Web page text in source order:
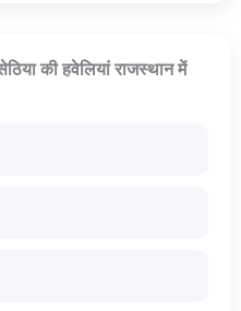
की हवेलियां राजस्थान में